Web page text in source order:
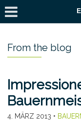
From the blog
4. MÄRZ 2013 •